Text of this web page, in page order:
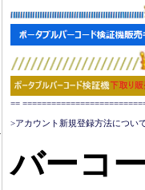
==
>アカウント新規登録方法につい
バーコ